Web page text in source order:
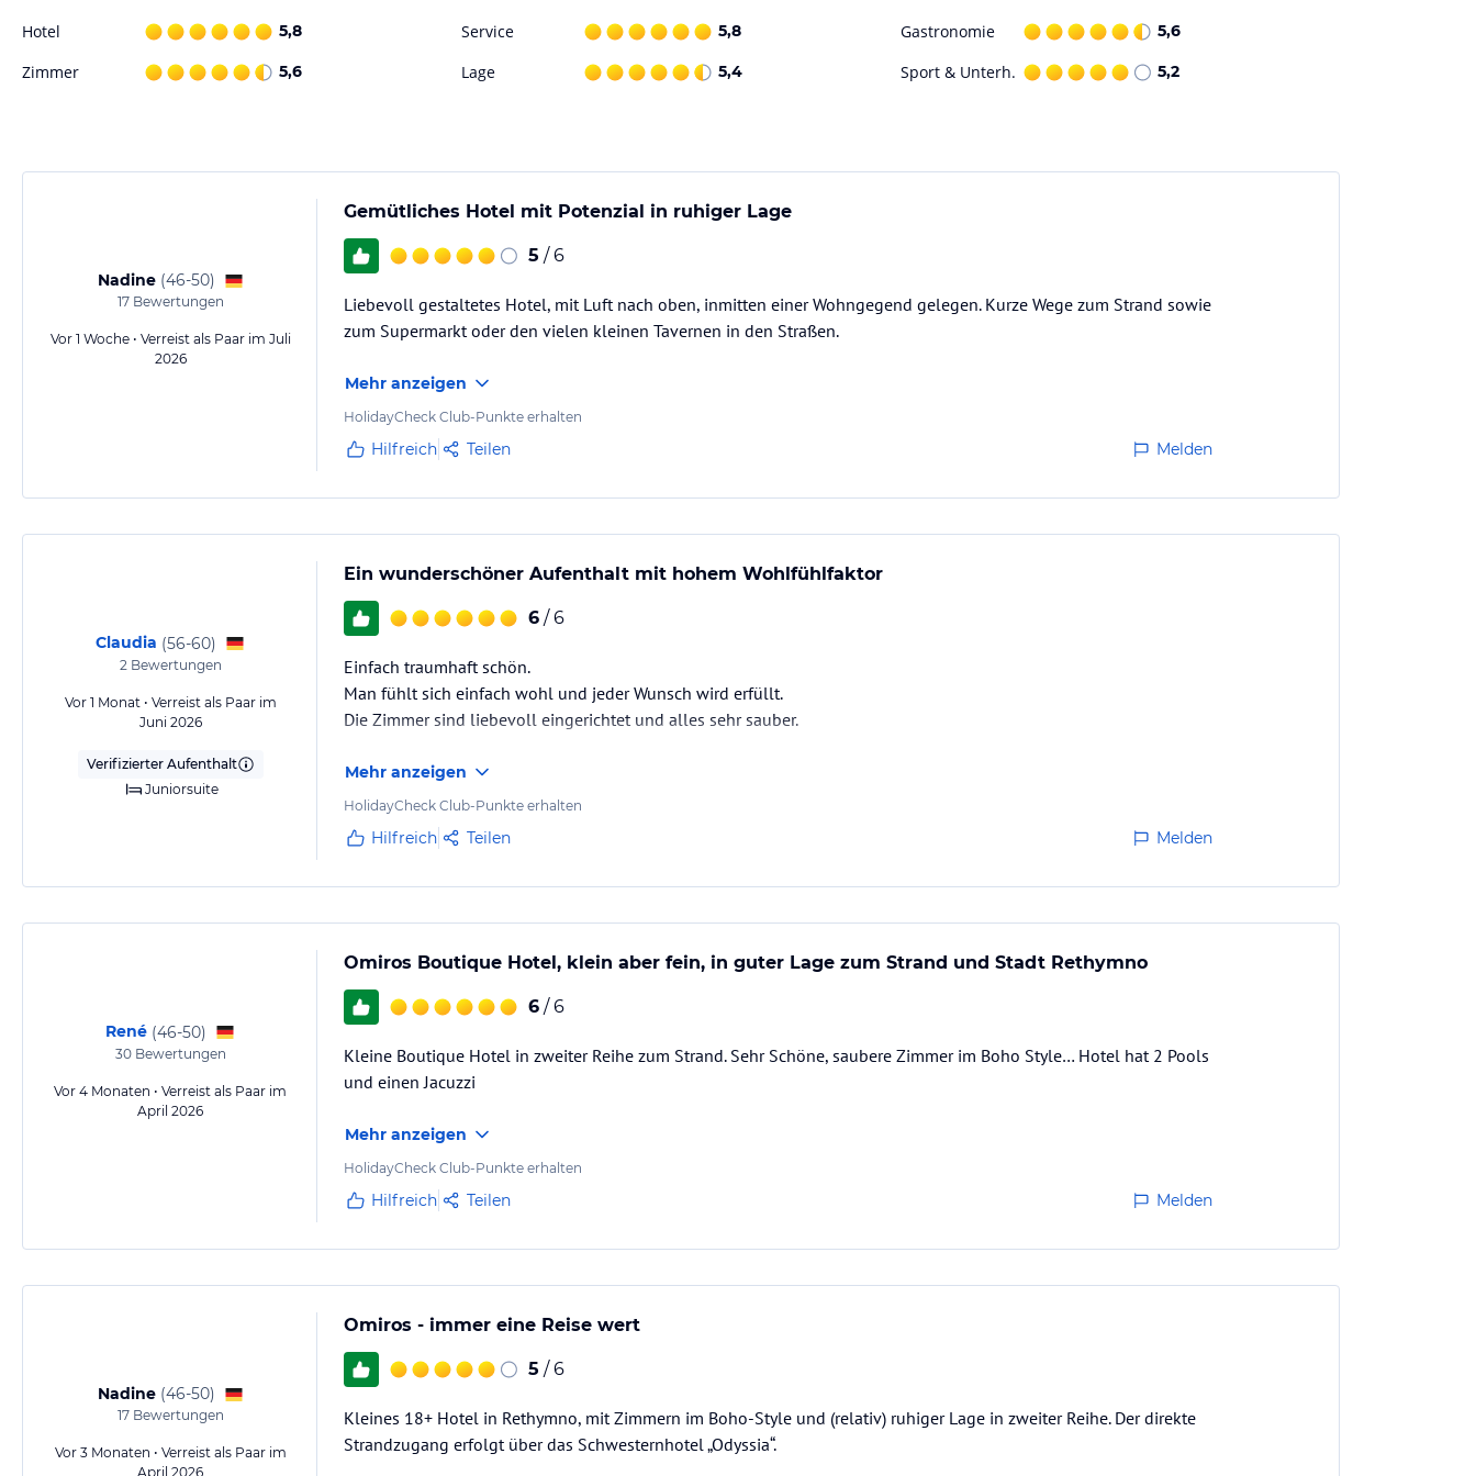
Hinweis:
Verfasst von HolidayCheck mit Hilfe von KI. Alle Angaben ohne Gewähr. Bitte lies vor der Buchung die
Angebotsdetailsdes jeweiligen Veranstalters.
Hotel 5,8 Service 5,8 Gastronomie 5,6
Zimmer 5,6 Lage 5,4 Sport & Unterh. 5,2
Nadine (46-50)
17Bewertungen
Vor 1 Woche • Verreist als Paar im Juli
2026
Gemütliches Hotel mit Potenzial in ruhiger Lage
5 / 6
Liebevoll gestaltetes Hotel, mit Luft nach oben, inmitten einer Wohngegend gelegen. Kurze Wege zum Strand sowie
zum Supermarkt oder den vielen kleinen Tavernen in den Straßen.
Mehr anzeigen
HolidayCheck Club-Punkte erhalten
Hilfreich Teilen Melden
Claudia (56-60)
2Bewertungen
Vor 1 Monat • Verreist als Paar im
Juni 2026
Verifizierter Aufenthalt
Juniorsuite
Ein wunderschöner Aufenthalt mit hohem Wohlfühlfaktor
6 / 6
Einfach traumhaft schön.
Man fühlt sich einfach wohl und jeder Wunsch wird erfüllt.
Die Zimmer sind liebevoll eingerichtet und alles sehr sauber.
Mehr anzeigen
HolidayCheck Club-Punkte erhalten
Hilfreich Teilen Melden
René (46-50)
30Bewertungen
Vor 4 Monaten • Verreist als Paar im
April 2026
Omiros Boutique Hotel, klein aber fein, in guter Lage zum Strand und Stadt Rethymno
6 / 6
Kleine Boutique Hotel in zweiter Reihe zum Strand. Sehr Schöne, saubere Zimmer im Boho Style… Hotel hat 2 Pools
und einen Jacuzzi
Mehr anzeigen
HolidayCheck Club-Punkte erhalten
Hilfreich Teilen Melden
Nadine (46-50)
17Bewertungen
Vor 3 Monaten • Verreist als Paar im
April 2026
Omiros - immer eine Reise wert
5 / 6
Kleines 18+ Hotel in Rethymno, mit Zimmern im Boho-Style und (relativ) ruhiger Lage in zweiter Reihe. Der direkte
Strandzugang erfolgt über das Schwesternhotel „Odyssia“.